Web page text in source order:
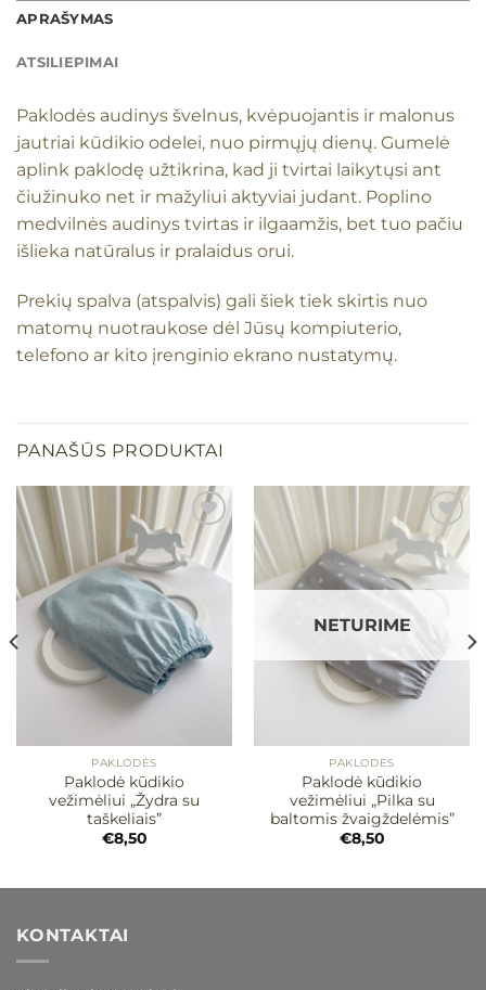
APRAŠYMAS
ATSILIEPIMAI
Paklodės audinys švelnus, kvėpuojantis ir malonus
jautriai kūdikio odelei, nuo pirmųjų dienų. Gumelė
aplink paklodę užtikrina, kad ji tvirtai laikytųsi ant
čiužinuko net ir mažyliui aktyviai judant. Poplino
medvilnės audinys tvirtas ir ilgaamžis, bet tuo pačiu
išlieka natūralus ir pralaidus orui.
Prekių spalva (atspalvis) gali šiek tiek skirtis nuo
matomų nuotraukose dėl Jūsų kompiuterio,
telefono ar kito įrenginio ekrano nustatymų.
PANAŠŪS PRODUKTAI
Mėgstamiausias
PAKLODĖS
Paklodė kūdikio
vežimėliui „Žydra su
taškeliais”
€8,50
Mėgstamiausias
NETURIME
PAKLODĖS
Paklodė kūdikio
vežimėliui „Pilka su
baltomis žvaigždelėmis”
€8,50
KONTAKTAI